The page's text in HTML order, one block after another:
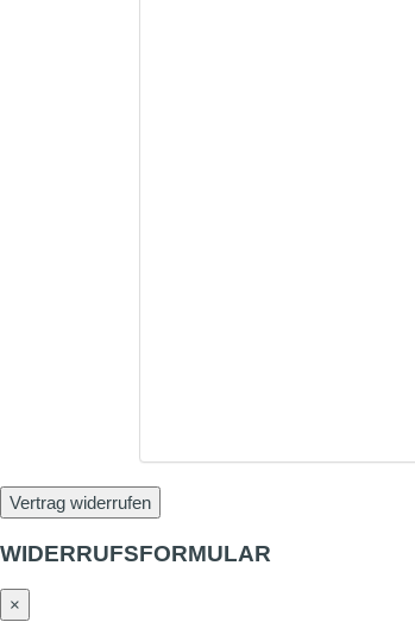
Vertrag widerrufen
WIDERRUFSFORMULAR
×